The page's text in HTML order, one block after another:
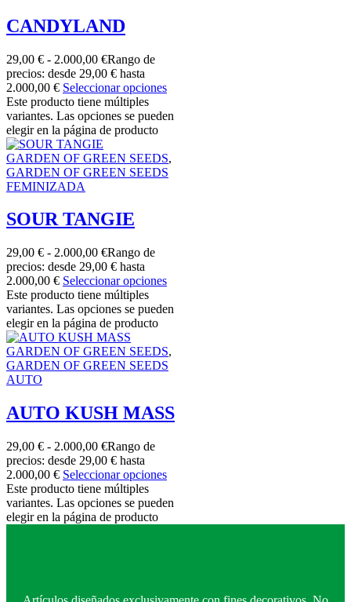
CANDYLAND
29,00 € - 2.000,00 €Rango de
precios: desde 29,00 € hasta
2.000,00 € Seleccionar opciones
Este producto tiene múltiples
variantes. Las opciones se pueden
elegir en la página de producto
GARDEN OF GREEN SEEDS,
GARDEN OF GREEN SEEDS
FEMINIZADA
SOUR TANGIE
29,00 € - 2.000,00 €Rango de
precios: desde 29,00 € hasta
2.000,00 € Seleccionar opciones
Este producto tiene múltiples
variantes. Las opciones se pueden
elegir en la página de producto
GARDEN OF GREEN SEEDS,
GARDEN OF GREEN SEEDS
AUTO
AUTO KUSH MASS
29,00 € - 2.000,00 €Rango de
precios: desde 29,00 € hasta
2.000,00 € Seleccionar opciones
Este producto tiene múltiples
variantes. Las opciones se pueden
elegir en la página de producto